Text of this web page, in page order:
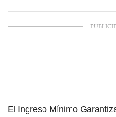
El Ingreso Mínimo